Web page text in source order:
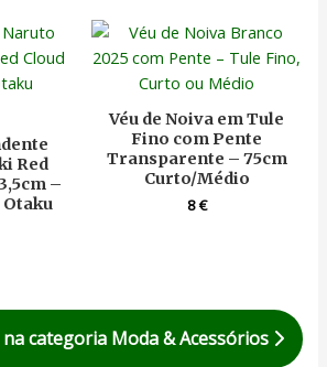
Red
–
Véu de Noiva em Tule
Fino com Pente
Transparente – 75cm
Curto/Médio
8€
categoria Moda & Acessórios